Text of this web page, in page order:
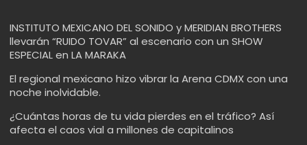
INSTITUTO MEXICANO DEL SONIDO y MERIDIAN BROTHERS
llevarán “RUIDO TOVAR” al escenario con un SHOW
ESPECIAL en LA MARAKA
El regional mexicano hizo vibrar la Arena CDMX con una
noche inolvidable.
¿Cuántas horas de tu vida pierdes en el tráfico? Así
afecta el caos vial a millones de capitalinos